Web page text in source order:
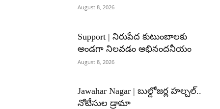
August 8, 2026
Support | నిరుపేద కుటుంబాలకు
అండగా నిలవడం అభినందనీయం
August 8, 2026
Jawahar Nagar | బుల్డోజర్ల హల్చల్..
నోటీసుల డ్రామా